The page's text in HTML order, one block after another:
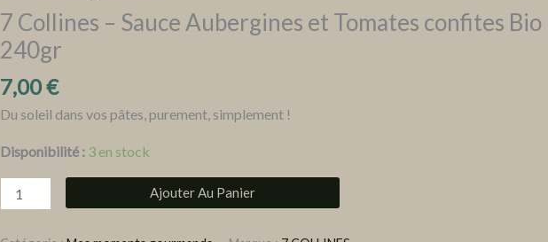
7 Collines – Sauce Aubergines et Tomates confites Bio
240gr
7,00€
Du soleil dans vos pâtes, purement, simplement !
Disponibilité : 3 en stock
de
7
Collines
-
Sauce
et
Tomates
confites
Ajouter Au Panier